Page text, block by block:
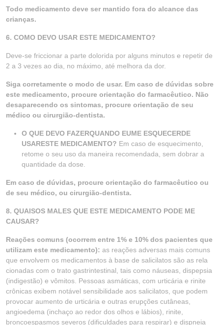
Todo medicamento deve ser mantido fora do alcance das
crianças.
6. COMO DEVO USAR ESTE MEDICAMENTO?
Deve-se friccionar a parte dolorida por alguns minutos e repetir de
2 a 3 vezes ao dia, no máximo, até melhora da dor.
Siga corretamente o modo de usar. Em caso de dúvidas sobre
este medicamento, procure orientação do farmacêutico. Não
desaparecendo os sintomas, procure orientação de seu
médico ou cirurgião-dentista.
O QUE DEVO FAZERQUANDO EUME ESQUECERDE
USARESTE MEDICAMENTO? Em caso de esquecimento,
retome o seu uso da maneira recomendada, sem dobrar a
quantidade da dose.
Em caso de dúvidas, procure orientação do farmacêutico ou
de seu médico, ou cirurgião-dentista.
8. QUAISOS MALES QUE ESTE MEDICAMENTO PODE ME
CAUSAR?
Reações comuns (ocorrem entre 1% e 10% dos pacientes que
utilizam este medicamento): as reações adversas mais comuns
que envolvem os medicamentos à base de salicilatos são as rela
cionadas com o trato gastrintestinal, tais como náuseas, dispepsia
(indigestão) e vômitos. Pessoas asmáticas, com urticária e rinite
crônicas exibem notável sensibilidade aos salicilatos, que podem
provocar aumento de urticária e outras erupções cutâneas,
angioedema (inchaço ao redor dos olhos e lábios), rinite,
broncoespasmos severos (dificuldades para respirar) e dispneia